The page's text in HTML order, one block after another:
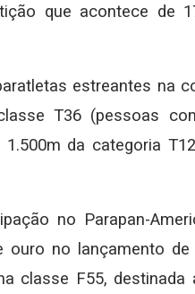
que acontece de
estreantes na
T36 (pessoas
da categoria
no Parapan-
ouro no lançamento
classe F55, destinada